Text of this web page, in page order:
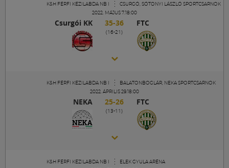
K&H FÉRFI KÉZILABDA NB I
CSURGÓ, SÓTONYI LÁSZLÓ SPORTCSARNOK
2022. MÁJUS 7.18:00
Csurgói KK 35-36 FTC
(16-21)
K&H FÉRFI KÉZILABDA NB I
BALATONBOGLÁR, NEKA SPORTCSARNOK
2022. ÁPRILIS 29.18:00
NEKA 25-26 FTC
(13-11)
K&H FÉRFI KÉZILABDA NB I
ELEK GYULA ARÉNA